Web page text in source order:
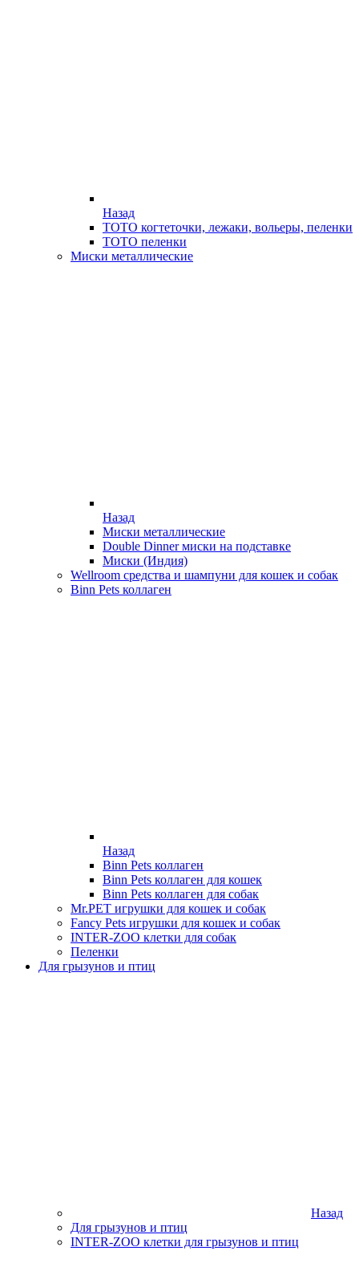
Назад
ТОТО когтеточки, лежаки, вольеры, пеленки
ТОТО пеленки
Миски металлические
Назад
Миски металлические
Double Dinner миски на подставке
Миски (Индия)
Wellroom средства и шампуни для кошек и собак
Binn Pets коллаген
Назад
Binn Pets коллаген
Binn Pets коллаген для кошек
Binn Pets коллаген для собак
Mr.PET игрушки для кошек и собак
Fancy Pets игрушки для кошек и собак
INTER-ZOO клетки для собак
Пеленки
Для грызунов и птиц
Назад
Для грызунов и птиц
INTER-ZOO клетки для грызунов и птиц